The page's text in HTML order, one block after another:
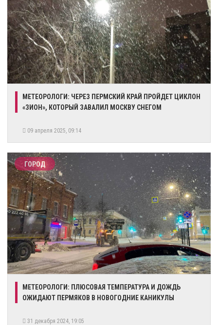
МЕТЕОРОЛОГИ: ЧЕРЕЗ ПЕРМСКИЙ КРАЙ ПРОЙДЕТ ЦИКЛОН
«ЗИОН», КОТОРЫЙ ЗАВАЛИЛ МОСКВУ СНЕГОМ
09 апреля 2025, 09:14
ГОРОД
​МЕТЕОРОЛОГИ: ПЛЮСОВАЯ ТЕМПЕРАТУРА И ДОЖДЬ
ОЖИДАЮТ ПЕРМЯКОВ В НОВОГОДНИЕ КАНИКУЛЫ
31 декабря 2024, 19:05